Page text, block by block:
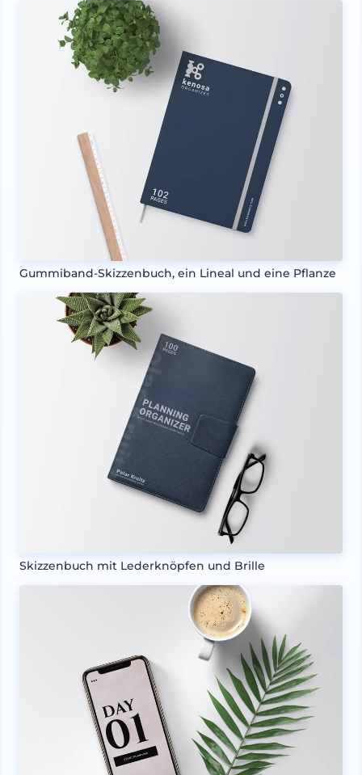
Gummiband-Skizzenbuch, ein Lineal und eine Pflanze
Skizzenbuch mit Lederknöpfen und Brille